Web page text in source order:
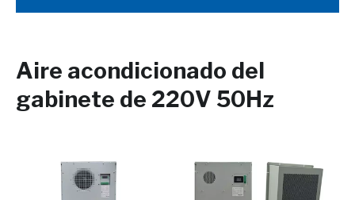
Aire acondicionado del
gabinete de 220V 50Hz